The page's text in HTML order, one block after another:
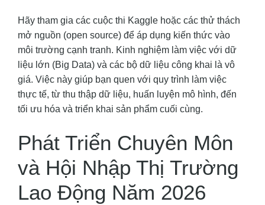
Hãy tham gia các cuộc thi Kaggle hoặc các thử thách
mở nguồn (open source) để áp dụng kiến thức vào
môi trường cạnh tranh. Kinh nghiệm làm việc với dữ
liệu lớn (Big Data) và các bộ dữ liệu công khai là vô
giá. Việc này giúp bạn quen với quy trình làm việc
thực tế, từ thu thập dữ liệu, huấn luyện mô hình, đến
tối ưu hóa và triển khai sản phẩm cuối cùng.
Phát Triển Chuyên Môn
và Hội Nhập Thị Trường
Lao Động Năm 2026